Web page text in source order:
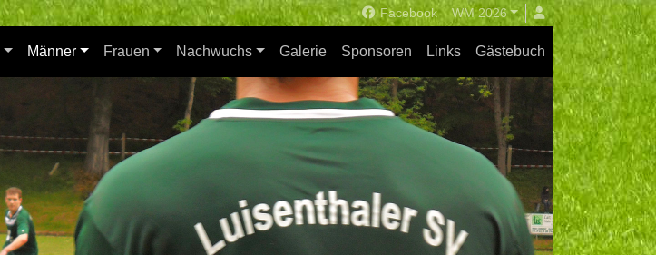
Facebook WM 2026
Männer Frauen Nachwuchs Galerie Sponsoren Links Gästebuch